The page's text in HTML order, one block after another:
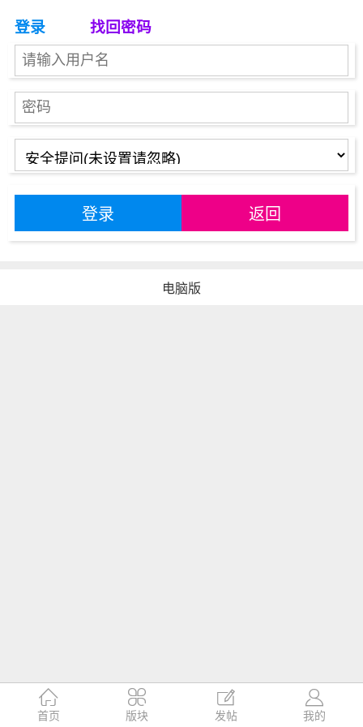
登录 找回密码
登录 返回

首页

版块

发帖

我的
电脑版